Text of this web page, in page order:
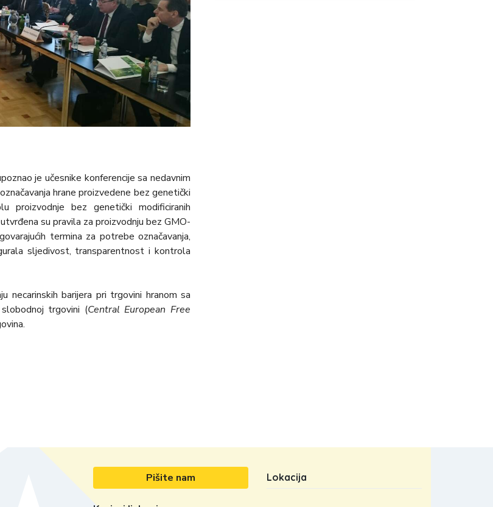
je učesnike konferencije sa nedavnim
hrane proizvedene bez genetički
proizvodnje bez genetički modificiranih
su pravila za proizvodnju bez GMO-
termina za potrebe označavanja,
sljedivost, transparentnost i kontrola
necarinskih barijera pri trgovini hranom sa
trgovini (Central European Free
Pišite nam Lokacija